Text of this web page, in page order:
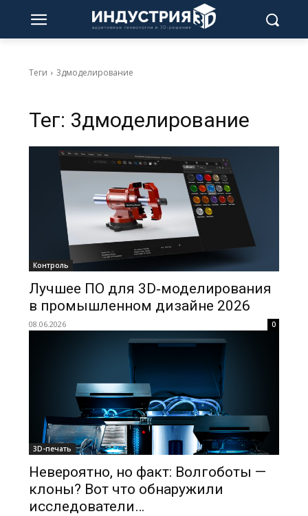
Теги 3дмоделирование
Тег: 3дмоделирование
Контроль
Лучшее ПО для 3D‑моделирования
в промышленном дизайне 2026
08.06.2026 0
3D-печать
Невероятно, но факт: Волгоботы —
клоны? Вот что обнаружили
исследователи…